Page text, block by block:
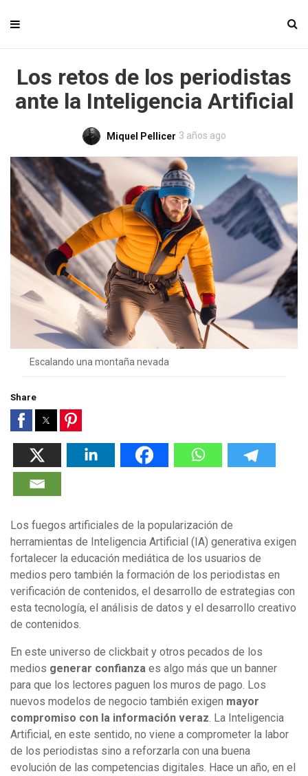
Los retos de los periodistas
ante la Inteligencia Artificial
Miquel Pellicer 3 años ago
Escalando una montaña nevada
Share
Los fuegos artificiales de la popularización de
herramientas de Inteligencia Artificial (IA) generativa exigen
fortalecer la educación mediática de los usuarios de
medios pero también la formación de los periodistas en
verificación de contenidos, el desarrollo de estrategias con
esta tecnología, el análisis de datos y el desarrollo creativo
de contenidos.
En este universo de clickbait y otros pecados de los
medios generar confianza es algo más que un banner
para que los lectores paguen los muros de pago. Los
nuevos modelos de negocio también exigen mayor
compromiso con la información veraz . La Inteligencia
Artificial, en este sentido, no viene a comprometer la labor
de los periodistas sino a reforzarla con una buena
evolución de las competencias digitales. Hace un año, en el